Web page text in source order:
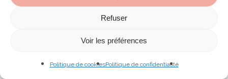
Refuser
Voir les préférences
Politique de cookiesPolitique de confidentialité